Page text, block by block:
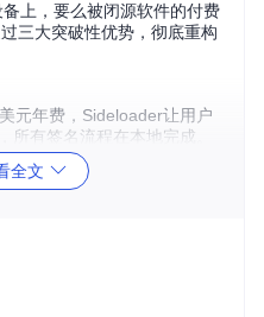
上，要么被闭源软件的付费
三大突破性优势，彻底重构
元年费，Sideloader让用户
所有签名流程在本地完成。
以将节省的成本投入到更核
惠。
电脑，都能通过统一的
打破"非Mac不可"的行业潜规
全文